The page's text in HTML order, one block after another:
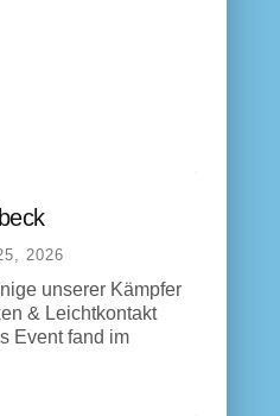
2026
unserer Kämpfer
& Leichtkontakt
Event fand im